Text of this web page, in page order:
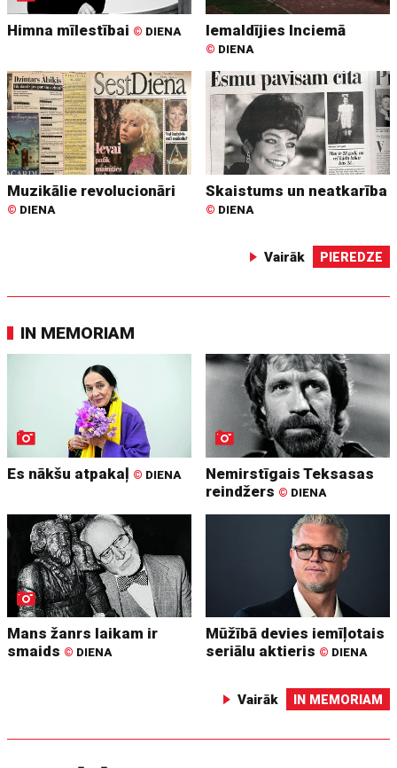
Himna mīlestībai © DIENA Iemaldījies Inciemā
© DIENA
Muzikālie revolucionāri
© DIENA
Skaistums un neatkarība
© DIENA
Vairāk PIEREDZE
IN MEMORIAM
Es nākšu atpakaļ © DIENA
Nemirstīgais Teksasas
reindžers © DIENA
Mans žanrs laikam ir
smaids © DIENA
Mūžībā devies iemīļotais
seriālu aktieris © DIENA
Vairāk IN MEMORIAM